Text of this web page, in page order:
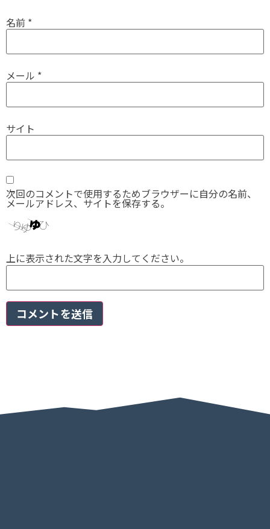
名前 *
メール *
サイト
次回のコメントで使用するためブラウザーに自分の名前、
メールアドレス、サイトを保存する。
上に表示された文字を入力してください。